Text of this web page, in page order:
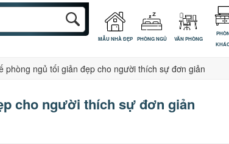
MẪU NHÀ ĐẸP PHÒNG NGỦ VĂN PHÒNG
phòng ngủ tối giản đẹp cho người thích sự đơn giản
cho người thích sự đơn giản